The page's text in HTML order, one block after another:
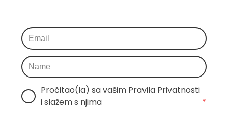
Pročitao(la) sa vašim Pravila Privatnosti
i slažem s njima
*